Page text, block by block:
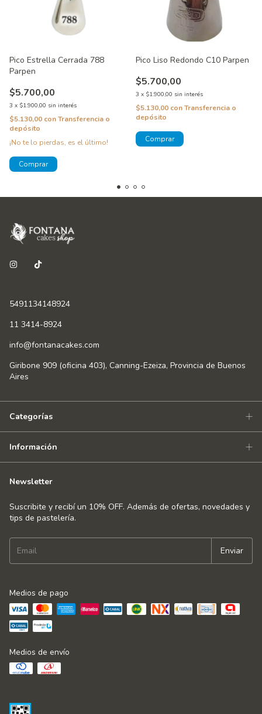
Pico Estrella Cerrada 788
Parpen
$5.700,00
3 x $1.900,00 sin interés
$5.130,00 conTransferencia o
depósito
¡No te lo pierdas, es el último!
Pico Liso Redondo C10 Parpen
$5.700,00
3 x $1.900,00 sin interés
$5.130,00 conTransferencia o
depósito
5491134148924
11 3414-8924
info@fontanacakes.com
Giribone 909 (oficina 403), Canning-Ezeiza, Provincia de Buenos
Aires
Categorías
Información
Newsletter
Suscribite y recibí un 10% OFF. Además de ofertas, novedades y
tips de pastelería.
Medios de pago
Medios de envío